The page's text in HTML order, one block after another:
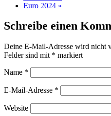
Euro 2024 »
Schreibe einen
Deine E-Mail-Adresse wird nicht
Felder sind mit * markiert
Name *
E-Mail-Adresse *
Website